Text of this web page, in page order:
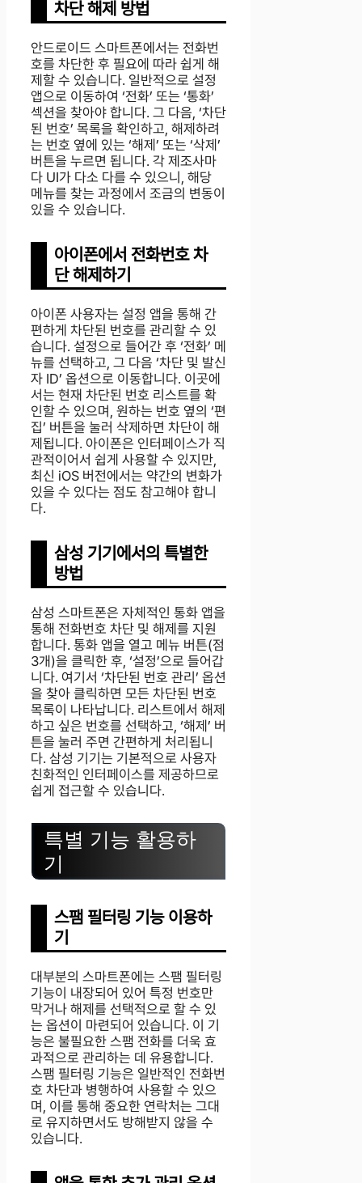
차단 해제 방법
안드로이드 스마트폰에서는 전화번
호를 차단한 후 필요에 따라 쉽게 해
제할 수 있습니다. 일반적으로 설정
앱으로 이동하여 ‘전화’ 또는 ‘통화’
섹션을 찾아야 합니다. 그 다음, ‘차단
된 번호’ 목록을 확인하고, 해제하려
는 번호 옆에 있는 ‘해제’ 또는 ‘삭제’
버튼을 누르면 됩니다. 각 제조사마
다 UI가 다소 다를 수 있으니, 해당
메뉴를 찾는 과정에서 조금의 변동이
있을 수 있습니다.
아이폰에서 전화번호 차
단 해제하기
아이폰 사용자는 설정 앱을 통해 간
편하게 차단된 번호를 관리할 수 있
습니다. 설정으로 들어간 후 ‘전화’ 메
뉴를 선택하고, 그 다음 ‘차단 및 발신
자 ID’ 옵션으로 이동합니다. 이곳에
서는 현재 차단된 번호 리스트를 확
인할 수 있으며, 원하는 번호 옆의 ‘편
집’ 버튼을 눌러 삭제하면 차단이 해
제됩니다. 아이폰은 인터페이스가 직
관적이어서 쉽게 사용할 수 있지만,
최신 iOS 버전에서는 약간의 변화가
있을 수 있다는 점도 참고해야 합니
다.
삼성 기기에서의 특별한
방법
삼성 스마트폰은 자체적인 통화 앱을
통해 전화번호 차단 및 해제를 지원
합니다. 통화 앱을 열고 메뉴 버튼(점
3개)을 클릭한 후, ‘설정’으로 들어갑
니다. 여기서 ‘차단된 번호 관리’ 옵션
을 찾아 클릭하면 모든 차단된 번호
목록이 나타납니다. 리스트에서 해제
하고 싶은 번호를 선택하고, ‘해제’ 버
튼을 눌러 주면 간편하게 처리됩니
다. 삼성 기기는 기본적으로 사용자
친화적인 인터페이스를 제공하므로
쉽게 접근할 수 있습니다.
특별 기능 활용하
기
스팸 필터링 기능 이용하
기
대부분의 스마트폰에는 스팸 필터링
기능이 내장되어 있어 특정 번호만
막거나 해제를 선택적으로 할 수 있
는 옵션이 마련되어 있습니다. 이 기
능은 불필요한 스팸 전화를 더욱 효
과적으로 관리하는 데 유용합니다.
스팸 필터링 기능은 일반적인 전화번
호 차단과 병행하여 사용할 수 있으
며, 이를 통해 중요한 연락처는 그대
로 유지하면서도 방해받지 않을 수
있습니다.